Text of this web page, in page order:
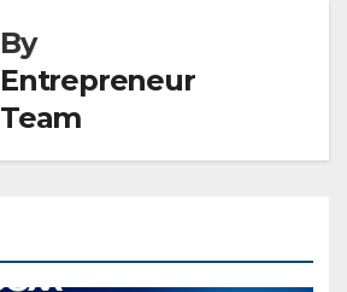
By
Entrepreneur
Team